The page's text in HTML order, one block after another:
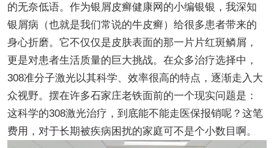
的无奈低语。作为银屑皮癣健康网的小编银银，我深知
银屑病（也就是我们常说的牛皮癣）给很多患者带来的
身心折磨。它不仅仅是皮肤表面的那一片片红斑鳞屑，
更是对患者生活质量的巨大挑战。在众多治疗选择中，
308准分子激光以其科学、效率很高的特点，逐渐走入大
众视野。摆在许多石家庄老铁面前的一个现实问题是：
这科学的308激光治疗，到底能不能走医保报销呢？这笔
费用，对于长期被疾病困扰的家庭可不是个小数目啊。